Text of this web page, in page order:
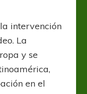
intervención
La
y se
en el